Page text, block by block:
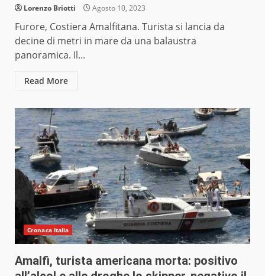
Lorenzo Briotti Agosto 10, 2023
Furore, Costiera Amalfitana. Turista si lancia da
decine di metri in mare da una balaustra
panoramica. Il...
Read More
Cronaca Italia
Amalfi, turista americana morta: positivo